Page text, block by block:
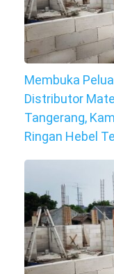
Membuka
Distributor
Tangerang,
Ringan Hebel